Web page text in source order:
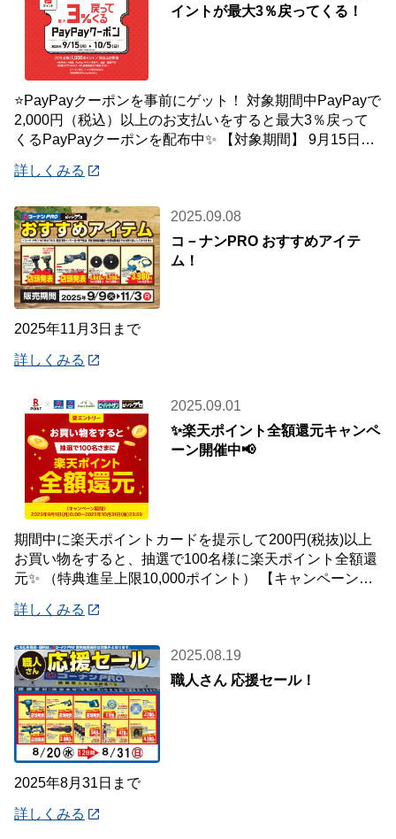
イントが最大3％戻ってくる！
⭐PayPayクーポンを事前にゲット！ 対象期間中PayPayで
2,000円（税込）以上のお支払いをすると最大3％戻って
くるPayPayクーポンを配布中✨ 【対象期間】 9月15日
詳しくみる
2025.09.08
コ－ナンPRO おすすめアイテ
ム！
2025年11月3日まで
詳しくみる
2025.09.01
✨楽天ポイント全額還元キャンペ
ーン開催中📢
期間中に楽天ポイントカードを提示して200円(税抜)以上
お買い物をすると、抽選で100名様に楽天ポイント全額還
元✨ （特典進呈上限10,000ポイント） 【キャンペーン対
詳しくみる
2025.08.19
職人さん 応援セール！
2025年8月31日まで
詳しくみる